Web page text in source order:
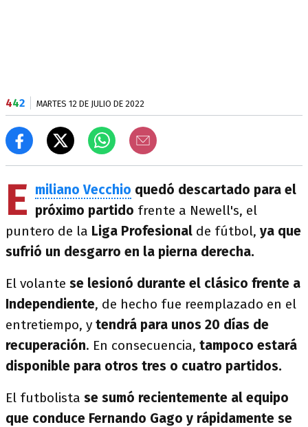
442 MARTES 12 DE JULIO DE 2022
E miliano Vecchio quedó descartado para el
próximo partido frente a Newell's, el
puntero de la Liga Profesional de fútbol, ya que
sufrió un desgarro en la pierna derecha.
El volante se lesionó durante el clásico frente a
Independiente, de hecho fue reemplazado en el
entretiempo, y tendrá para unos 20 días de
recuperación. En consecuencia, tampoco estará
disponible para otros tres o cuatro partidos.
El futbolista se sumó recientemente al equipo
que conduce Fernando Gago y rápidamente se